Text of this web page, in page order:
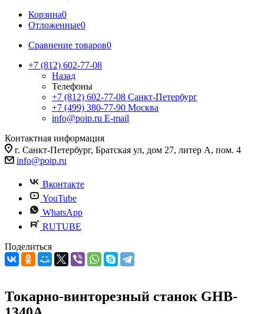
Корзина0
Отложенные0
Сравнение товаров0
+7 (812) 602-77-08
Назад
Телефоны
+7 (812) 602-77-08 Санкт-Петербург
+7 (499) 380-77-90 Москва
info@poip.ru E-mail
Контактная информация
г. Санкт-Петербург, Братская ул, дом 27, литер А, пом. 4
info@poip.ru
Вконтакте
YouTube
WhatsApp
RUTUBE
Поделиться
Токарно-винторезный станок GHB-